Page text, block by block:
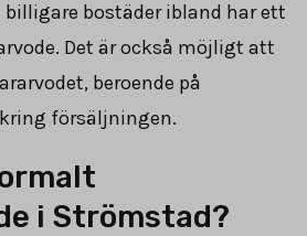
bostäder ibland har ett
Det är också möjligt att
beroende på
försäljningen.
i Strömstad?